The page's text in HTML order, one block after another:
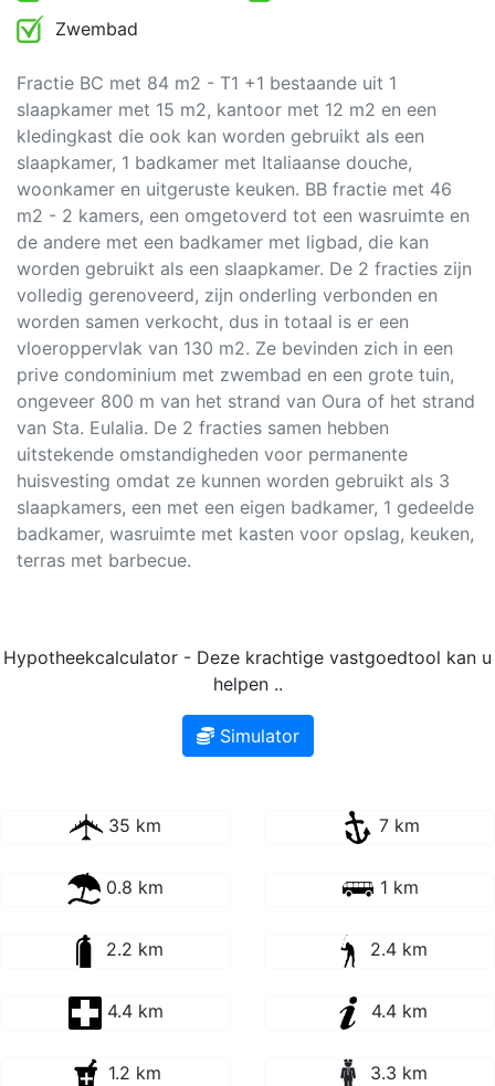
Zwembad
Fractie BC met 84 m2 - T1 +1 bestaande uit 1
slaapkamer met 15 m2, kantoor met 12 m2 en een
kledingkast die ook kan worden gebruikt als een
slaapkamer, 1 badkamer met Italiaanse douche,
woonkamer en uitgeruste keuken. BB fractie met 46
m2 - 2 kamers, een omgetoverd tot een wasruimte en
de andere met een badkamer met ligbad, die kan
worden gebruikt als een slaapkamer. De 2 fracties zijn
volledig gerenoveerd, zijn onderling verbonden en
worden samen verkocht, dus in totaal is er een
vloeroppervlak van 130 m2. Ze bevinden zich in een
prive condominium met zwembad en een grote tuin,
ongeveer 800 m van het strand van Oura of het strand
van Sta. Eulalia. De 2 fracties samen hebben
uitstekende omstandigheden voor permanente
huisvesting omdat ze kunnen worden gebruikt als 3
slaapkamers, een met een eigen badkamer, 1 gedeelde
badkamer, wasruimte met kasten voor opslag, keuken,
terras met barbecue.
Hypotheekcalculator - Deze krachtige vastgoedtool kan u
helpen ..
Simulator
35 km 7 km
0.8 km 1 km
2.2 km 2.4 km
4.4 km 4.4 km
1.2 km 3.3 km